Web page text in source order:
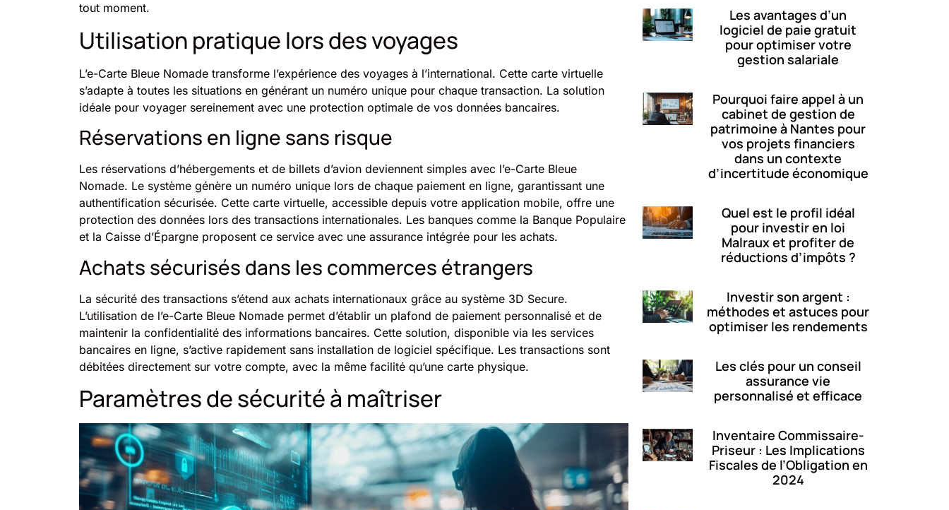
tout moment.
Utilisation pratique lors des voyages
L’e-Carte Bleue Nomade transforme l’expérience des voyages à l’international. Cette carte virtuelle
s’adapte à toutes les situations en générant un numéro unique pour chaque transaction. La solution
idéale pour voyager sereinement avec une protection optimale de vos données bancaires.
Réservations en ligne sans risque
Les réservations d’hébergements et de billets d’avion deviennent simples avec l’e-Carte Bleue
Nomade. Le système génère un numéro unique lors de chaque paiement en ligne, garantissant une
authentification sécurisée. Cette carte virtuelle, accessible depuis votre application mobile, offre une
protection des données lors des transactions internationales. Les banques comme la Banque Populaire
et la Caisse d’Épargne proposent ce service avec une assurance intégrée pour les achats.
Achats sécurisés dans les commerces étrangers
La sécurité des transactions s’étend aux achats internationaux grâce au système 3D Secure.
L’utilisation de l’e-Carte Bleue Nomade permet d’établir un plafond de paiement personnalisé et de
maintenir la confidentialité des informations bancaires. Cette solution, disponible via les services
bancaires en ligne, s’active rapidement sans installation de logiciel spécifique. Les transactions sont
débitées directement sur votre compte, avec la même facilité qu’une carte physique.
Paramètres de sécurité à maîtriser
Les avantages d’un
logiciel de paie gratuit
pour optimiser votre
gestion salariale
Pourquoi faire appel à un
cabinet de gestion de
patrimoine à Nantes pour
vos projets financiers
dans un contexte
d’incertitude économique
Quel est le profil idéal
pour investir en loi
Malraux et profiter de
réductions d’impôts ?
Investir son argent :
méthodes et astuces pour
optimiser les rendements
Les clés pour un conseil
assurance vie
personnalisé et efficace
Inventaire Commissaire-
Priseur : Les Implications
Fiscales de l’Obligation en
2024